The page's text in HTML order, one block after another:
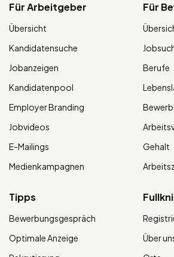
Für Arbeitgeber
Übersicht
Kandidatensuche
Jobanzeigen
Kandidatenpool
Employer Branding
Jobvideos
E-Mailings
Medienkampagnen
Für
Berufe
Gehalt
Tipps
Bewerbungsgespräch
Optimale Anzeige
Über